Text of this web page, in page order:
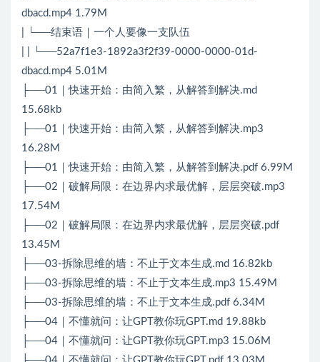
dbacd.mp4 1.79M
| └──结束语｜一个人要像一支队伍
| | └──52a7f1e3-1892a3f2f39-0000-0000-01d-
dbacd.mp4 5.01M
├──01｜快速开始：由简入繁，从解答到解决.md
15.68kb
├──01｜快速开始：由简入繁，从解答到解决.mp3
16.28M
├──01｜快速开始：由简入繁，从解答到解决.pdf 6.99M
├──02｜破解局限：在边界内求最优解，层层突破.mp3
17.54M
├──02｜破解局限：在边界内求最优解，层层突破.pdf
13.45M
├──03-拆除思维的墙：不止于文本生成.md 16.82kb
├──03-拆除思维的墙：不止于文本生成.mp3 15.49M
├──03-拆除思维的墙：不止于文本生成.pdf 6.34M
├──04｜不懂就问：让GPT教你玩GPT.md 19.88kb
├──04｜不懂就问：让GPT教你玩GPT.mp3 15.06M